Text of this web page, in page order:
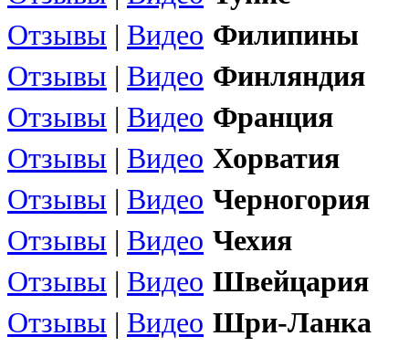
Отзывы | Видео Филипины
Отзывы | Видео Финляндия
Отзывы | Видео Франция
Отзывы | Видео Хорватия
Отзывы | Видео Черногория
Отзывы | Видео Чехия
Отзывы | Видео Швейцария
Отзывы | Видео Шри-Ланка